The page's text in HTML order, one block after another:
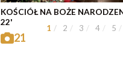
KOŚCIÓŁ NA BOŻE
22'
21
1 2 3 4 5